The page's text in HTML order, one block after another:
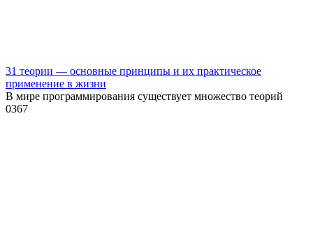
31 теории — основные принципы и их практическое
применение в жизни
В мире программирования существует множество теорий
0367